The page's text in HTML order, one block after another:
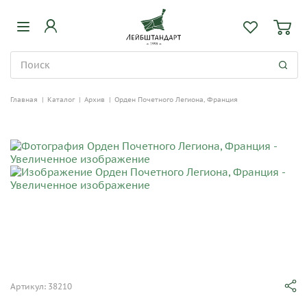
Главная | Каталог | Архив | Орден Почетного Легиона, Франция
Артикул: 38210